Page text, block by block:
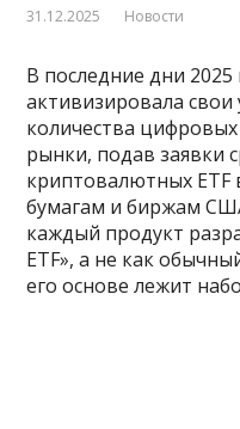
31.12.2025 Новости
В последние дни
активизировала
количества
рынки, подав заявки
криптовалютных
бумагам и биржам
каждый продукт
ETF», а не как
его основе лежит